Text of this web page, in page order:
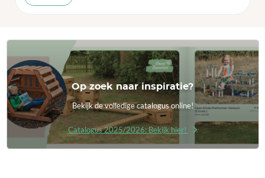
€33,05.
Op zoek naar inspiratie?
Bekijk de volledige catalogus online!
Catalogus 2025/2026: Bekijk hier!